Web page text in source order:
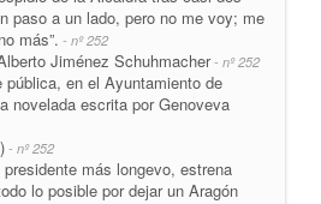
paso a un lado, pero no me voy; me
más”. - nº 252
Jiménez Schuhmacher- nº 252
pública, en el Ayuntamiento de
novelada escrita por Genoveva
- nº 252
más longevo, estrena
lo posible por dejar un Aragón